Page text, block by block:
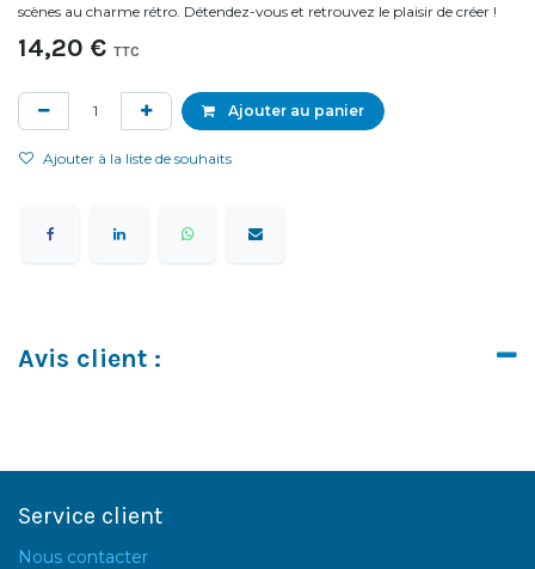
scènes au charme rétro. Détendez-vous et retrouvez le plaisir de créer !
14,20 € TTC
Ajouter au panier
Ajouter à la liste de souhaits
Avis client :
Service client
Nous contacter